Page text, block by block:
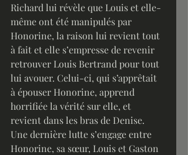
Richard lui révèle que Louis et elle-
même ont été manipulés par
Honorine, la raison lui revient tout
à fait et elle s’empresse de revenir
retrouver Louis Bertrand pour tout
lui avouer. Celui-ci, qui s’apprêtait
à épouser Honorine, apprend
horrifiée la vérité sur elle, et
revient dans les bras de Denise.
Une dernière lutte s’engage entre
Honorine, sa sœur, Louis et Gaston